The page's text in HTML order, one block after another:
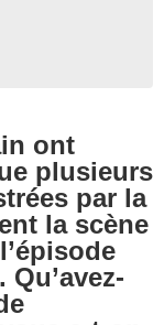
ont
plusieurs
par la
la scène